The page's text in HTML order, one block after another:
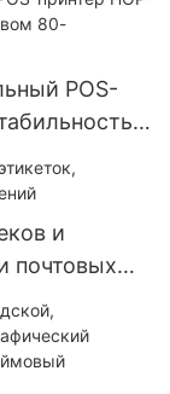
POS-
принтер
и
почтовых